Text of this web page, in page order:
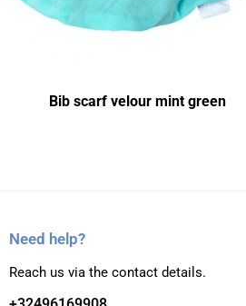
Bib scarf velour mint green
Need help?
Reach us via the contact details.